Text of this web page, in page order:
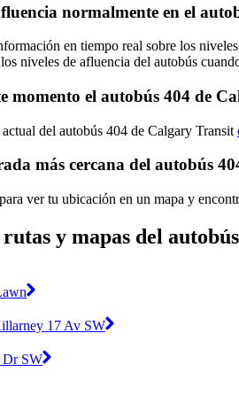
normalmente en el
en tiempo real sobre los
niveles de afluencia del autobús
momento el autobús 404 de
del autobús 404 de Calgary Transit
más cercana del autobús
para ver tu ubicación en un mapa y
y mapas del
17 Av SW
Dr SW